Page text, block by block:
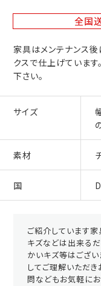
全国
家具はメンテナンス後
クスで仕上げています
下さい。
サイズ
素材
国
ご紹介しています
キズなどは出来る
かいキズ等はござ
してご理解いただ
問などもお気軽にお